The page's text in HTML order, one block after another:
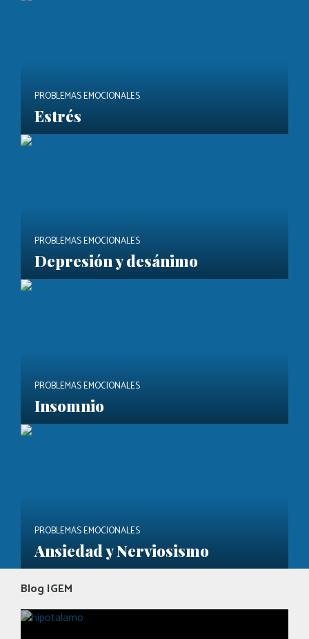
PROBLEMAS EMOCIONALES
Estrés
PROBLEMAS EMOCIONALES
Depresión y desánimo
PROBLEMAS EMOCIONALES
Insomnio
PROBLEMAS EMOCIONALES
Ansiedad y Nerviosismo
Blog IGEM